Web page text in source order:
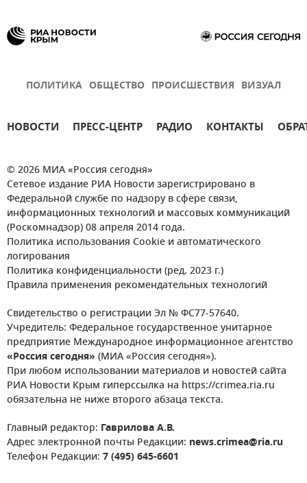
ПОЛИТИКА ОБЩЕСТВО ПРОИСШЕСТВИЯ ВИЗУАЛ
НОВОСТИ ПРЕСС-ЦЕНТР РАДИО КОНТАКТЫ
© 2026 МИА «Россия сегодня»
Сетевое издание РИА Новости зарегистрировано в
Федеральной службе по надзору в сфере связи,
информационных технологий и массовых коммуникаций
(Роскомнадзор) 08 апреля 2014 года.
Политика использования Cookie и автоматического
логирования
Политика конфиденциальности (ред. 2023 г.)
Правила применения рекомендательных технологий
Свидетельство о регистрации Эл № ФС77-57640.
Учредитель: Федеральное государственное унитарное
предприятие Международное информационное агентство
«Россия сегодня» (МИА «Россия сегодня»).
При любом использовании материалов и новостей сайта
РИА Новости Крым гиперссылка на https://crimea.ria.ru
обязательна не ниже второго абзаца текста.
Главный редактор: Гаврилова А.В.
Адрес электронной почты Редакции: news.crimea@ria.ru
Телефон Редакции: 7 (495) 645-6601